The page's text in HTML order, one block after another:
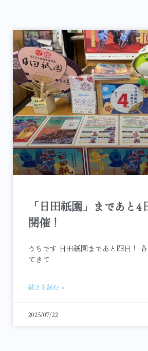
「日田祇園」まであと
開催！
うちです 日田祇園まであと四日！
てきて
続きを読む »
2025/07/22